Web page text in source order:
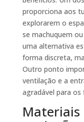
proporciona aos
explorarem o
se machuquem
uma alternativa
forma discreta,
Outro ponto
ventilação e a
agradável para os